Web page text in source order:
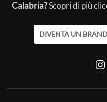
Calabria?Scopri di più
DIVENTA UN BRAND